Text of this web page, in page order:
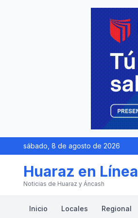
sábado, 8 de agosto de 2026
Huaraz en Línea
Noticias de Huaraz y Áncash
Inicio Locales Regional